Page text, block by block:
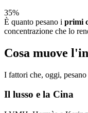
35%
È quanto pesano i primi
concentrazione che lo
Cosa muove
I fattori che, oggi,
Il lusso e la Cina